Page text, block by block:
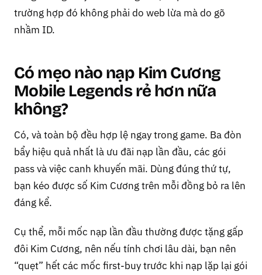
trường hợp đó không phải do web lừa mà do gõ
nhầm ID.
Có mẹo nào nạp Kim Cương
Mobile Legends rẻ hơn nữa
không?
Có, và toàn bộ đều hợp lệ ngay trong game. Ba đòn
bẩy hiệu quả nhất là ưu đãi nạp lần đầu, các gói
pass và việc canh khuyến mãi. Dùng đúng thứ tự,
bạn kéo được số Kim Cương trên mỗi đồng bỏ ra lên
đáng kể.
Cụ thể, mỗi mốc nạp lần đầu thường được tặng gấp
đôi Kim Cương, nên nếu tính chơi lâu dài, bạn nên
“quẹt” hết các mốc first-buy trước khi nạp lặp lại gói